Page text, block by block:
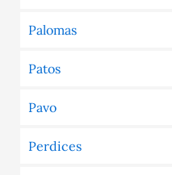
Palomas
Patos
Pavo
Perdices